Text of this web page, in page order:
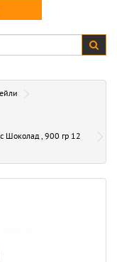
Шоколад , 900 гр 12